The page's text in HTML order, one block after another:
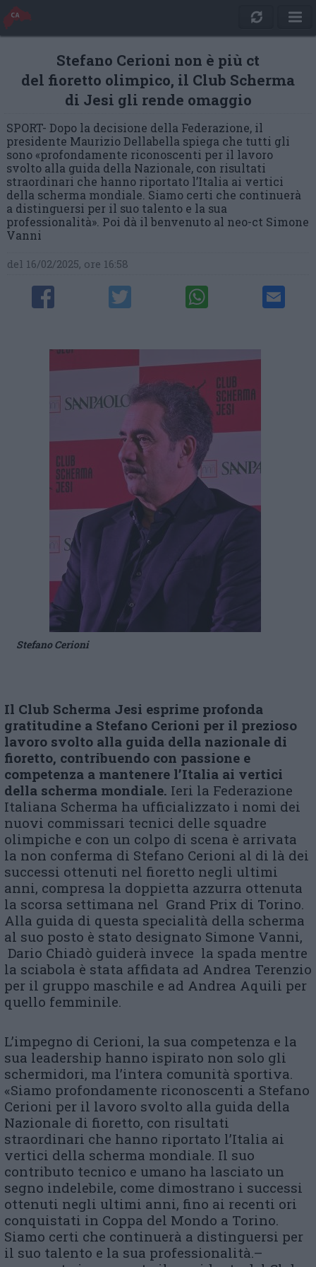
Stefano Cerioni non è più ct
del fioretto olimpico, il Club Scherma
di Jesi gli rende omaggio
SPORT- Dopo la decisione della Federazione, il
presidente Maurizio Dellabella spiega che tutti gli
sono «profondamente riconoscenti per il lavoro
svolto alla guida della Nazionale, con risultati
straordinari che hanno riportato l’Italia ai vertici
della scherma mondiale. Siamo certi che continuerà
a distinguersi per il suo talento e la sua
professionalità». Poi dà il benvenuto al neo-ct Simone
Vanni
del 16/02/2025, ore 16:58
Stefano Cerioni
Il Club Scherma Jesi esprime profonda
gratitudine a Stefano Cerioni per il prezioso
lavoro svolto alla guida della nazionale di
fioretto, contribuendo con passione e
competenza a mantenere l’Italia ai vertici
della scherma mondiale. Ieri la Federazione
Italiana Scherma ha ufficializzato i nomi dei
nuovi commissari tecnici delle squadre
olimpiche e con un colpo di scena è arrivata
la non conferma di Stefano Cerioni al di là dei
successi ottenuti nel fioretto negli ultimi
anni, compresa la doppietta azzurra ottenuta
la scorsa settimana nel Grand Prix di Torino.
Alla guida di questa specialità della scherma
al suo posto è stato designato Simone Vanni,
Dario Chiadò guiderà invece la spada mentre
la sciabola è stata affidata ad Andrea Terenzio
per il gruppo maschile e ad Andrea Aquili per
quello femminile.
L’impegno di Cerioni, la sua competenza e la
sua leadership hanno ispirato non solo gli
schermidori, ma l’intera comunità sportiva.
«Siamo profondamente riconoscenti a Stefano
Cerioni per il lavoro svolto alla guida della
Nazionale di fioretto, con risultati
straordinari che hanno riportato l’Italia ai
vertici della scherma mondiale. Il suo
contributo tecnico e umano ha lasciato un
segno indelebile, come dimostrano i successi
ottenuti negli ultimi anni, fino ai recenti ori
conquistati in Coppa del Mondo a Torino.
Siamo certi che continuerà a distinguersi per
il suo talento e la sua professionalità.–